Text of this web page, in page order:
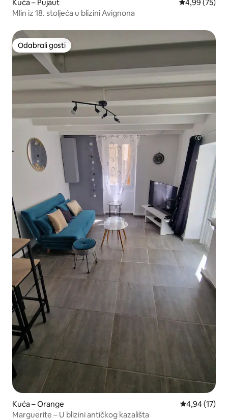
Kuća – Pujaut Prosječna
4,99 (75)
Mlin iz 18. stoljeća u blizini Avignona
Odabrali gosti
Odabrali gosti
Kuća – Orange Prosječna
4,94 (17)
Marguerite – U blizini antičkog kazališta